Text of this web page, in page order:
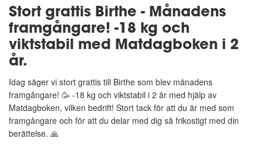
Stort grattis Birthe - Månadens
framgångare! -18 kg och
viktstabil med Matdagboken i 2
år.
Idag säger vi stort grattis till Birthe som blev månadens
framgångare! 🥳 -18 kg och viktstabil i 2 år med hjälp av
Matdagboken, vilken bedrift! Stort tack för att du är med som
framgångare och för att du delar med dig så frikostigt med din
berättelse. 🙏